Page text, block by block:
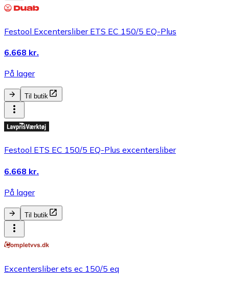
Festool Excentersliber ETS EC 150/5 EQ-Plus
6.668 kr.
På lager
Til butik
Festool ETS EC 150/5 EQ-Plus excentersliber
6.668 kr.
På lager
Til butik
Excentersliber ets ec 150/5 eq